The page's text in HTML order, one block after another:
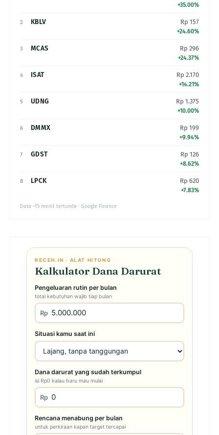
+35.00%
2 KBLV Rp 157
+24.60%
3 MCAS Rp 296
+24.37%
4 ISAT Rp 2.170
+14.21%
5 UDNG Rp 1.375
+10.00%
6 DMMX Rp 199
+9.94%
7 GDST Rp 126
+8.62%
8 LPCK Rp 620
+7.83%
Data ~15 menit tertunda · Google Finance
RECEH.IN · ALAT HITUNG
Kalkulator Dana Darurat
Pengeluaran rutin per bulan
total kebutuhan wajib tiap bulan
Rp
Situasi kamu saat ini
Dana darurat yang sudah terkumpul
isi Rp0 kalau baru mau mulai
Rp
Rencana menabung per bulan
untuk perkiraan kapan target tercapai